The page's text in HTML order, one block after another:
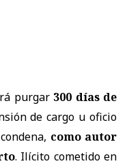
purgar 300 días de
de cargo u oficio
como autor
. Ilícito cometido en